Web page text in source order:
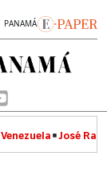
Venezuela José